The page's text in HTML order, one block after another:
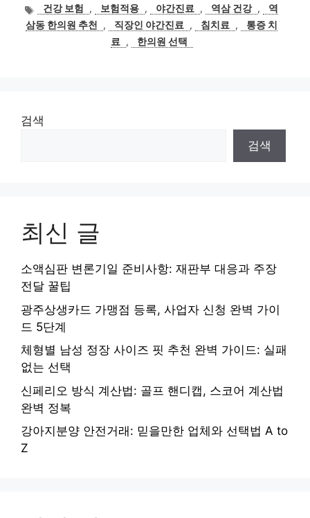
고
리
태
그
건강 보험 , 보험적용 , 야간진료 , 역삼 건강 ,
역
삼동 한의원 추천
, 직장인 야간진료 , 침치료 ,
통증 치
료
, 한의원 선택
검색
검색
최신 글
소액심판 변론기일 준비사항: 재판부 대응과 주장
전달 꿀팁
광주상생카드 가맹점 등록, 사업자 신청 완벽 가이
드 5단계
체형별 남성 정장 사이즈 핏 추천 완벽 가이드: 실패
없는 선택
신페리오 방식 계산법: 골프 핸디캡, 스코어 계산법
완벽 정복
강아지분양 안전거래: 믿을만한 업체와 선택법 A to
Z